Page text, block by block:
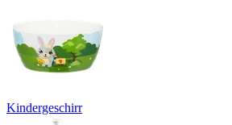
Kindergeschirr